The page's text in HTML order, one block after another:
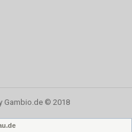
Gambio.de © 2018